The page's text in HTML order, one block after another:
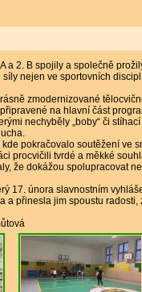
a 2. B spojily a společně
nejen ve sportovních
zmodernizované
na hlavní část
nechyběly „boby“ či
pokračovalo soutěžení ve
procvičili tvrdé a měkké
že dokážou spolupracovat
17. února slavnostním
a přinesla jim spoustu radosti,